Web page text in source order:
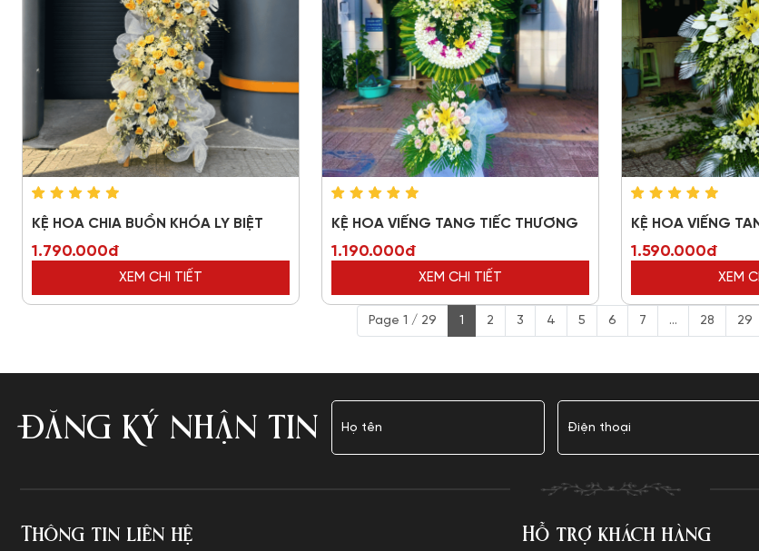
KỆ HOA CHIA BUỒN KHÓA LY BIỆT
1.790.000đ
XEM CHI TIẾT
KỆ HOA VIẾNG TANG TIẾC THƯƠNG
1.190.000đ
XEM CHI TIẾT
KỆ HOA VIẾNG
1.590.000đ
XEM
Page 1 / 29 1 2 3 4 5 6 7 ... 28 29
ĐĂNG KÝ NHẬN TIN
Thông tin liên hệ Hỗ trợ khách hàng